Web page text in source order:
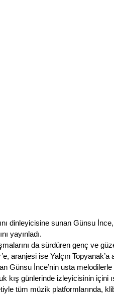
dinleyicisine sunan Günsu
yayınladı.
da sürdüren genç ve
aranjesi ise Yalçın Topyanak’a
Günsu İnce’nin usta melodilerle
kış günlerinde izleyicisinin içini
tüm müzik platformlarında,